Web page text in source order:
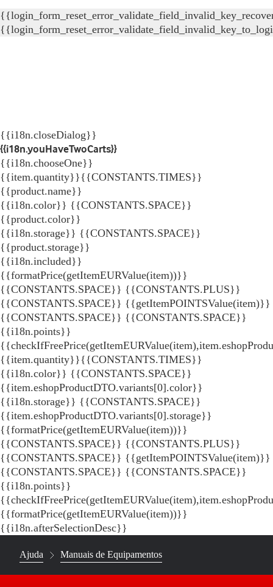
{{i18n.closeDialog}}
{{i18n.youHaveTwoCarts}}
{{i18n.chooseOne}}
{{item.quantity}}{{CONSTANTS.TIMES}}
{{product.name}}
{{i18n.color}} {{CONSTANTS.SPACE}}
{{product.color}}
{{i18n.storage}} {{CONSTANTS.SPACE}}
{{product.storage}}
{{i18n.included}}
{{formatPrice(getItemEURValue(item))}}
{{CONSTANTS.SPACE}} {{CONSTANTS.PLUS}}
{{CONSTANTS.SPACE}} {{getItemPOINTSValue(item)}}
{{CONSTANTS.SPACE}} {{CONSTANTS.SPACE}}
{{i18n.points}}
{{item.quantity}}{{CONSTANTS.TIMES}}
{{i18n.color}} {{CONSTANTS.SPACE}}
{{item.eshopProductDTO.variants[0].color}}
{{i18n.storage}} {{CONSTANTS.SPACE}}
{{item.eshopProductDTO.variants[0].storage}}
{{formatPrice(getItemEURValue(item))}}
{{CONSTANTS.SPACE}} {{CONSTANTS.PLUS}}
{{CONSTANTS.SPACE}} {{getItemPOINTSValue(item)}}
{{CONSTANTS.SPACE}} {{CONSTANTS.SPACE}}
{{i18n.points}}
{{formatPrice(getItemEURValue(item))}}
{{i18n.afterSelectionDesc}}
Ajuda Manuais de Equipamentos